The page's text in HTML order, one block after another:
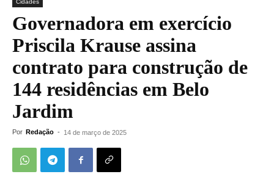
Cidades
Governadora em exercício
Priscila Krause assina
contrato para construção de
144 residências em Belo
Jardim
Por Redação - 14 de março de 2025